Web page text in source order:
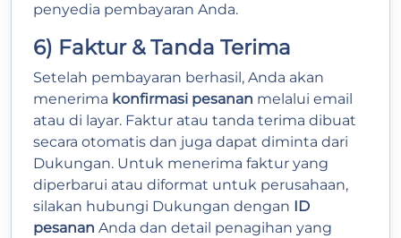
penyedia pembayaran Anda.
6) Faktur & Tanda Terima
Setelah pembayaran berhasil, Anda akan
menerima konfirmasi pesanan melalui email
atau di layar. Faktur atau tanda terima dibuat
secara otomatis dan juga dapat diminta dari
Dukungan. Untuk menerima faktur yang
diperbarui atau diformat untuk perusahaan,
silakan hubungi Dukungan dengan ID
pesanan Anda dan detail penagihan yang